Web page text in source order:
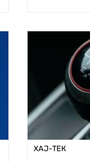
ХАЈ-ТЕК